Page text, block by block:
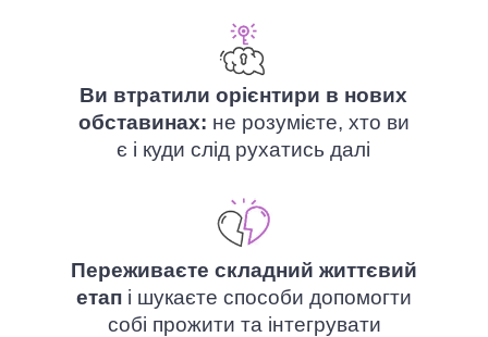
Ви втратили орієнтири в нових
обставинах: не розумієте, хто ви
є і куди слід рухатись далі
Переживаєте складний життєвий
етап і шукаєте способи допомогти
собі прожити та інтегрувати